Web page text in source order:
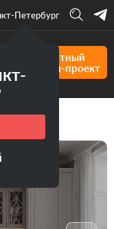
Петербург
Бесплатный
дизайн-проект